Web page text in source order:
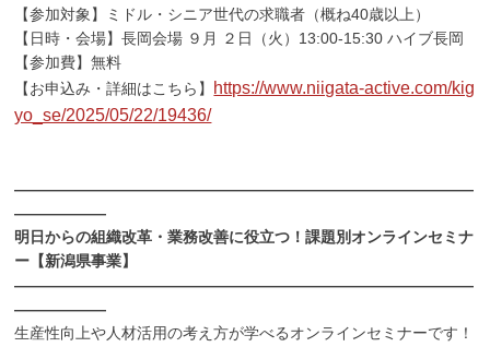
【参加対象】ミドル・シニア世代の求職者（概ね40歳以上）
【日時・会場】長岡会場 ９月 ２日（火）13:00-15:30 ハイブ長岡
【参加費】無料
【お申込み・詳細はこちら】 https://www.niigata-active.com/kig
yo_se/2025/05/22/19436/
――――――――――――――――――――――――――――――
――――――
明日からの組織改革・業務改善に役立つ！課題別オンラインセミナ
ー【新潟県事業】
――――――――――――――――――――――――――――――
――――――
生産性向上や人材活用の考え方が学べるオンラインセミナーです！